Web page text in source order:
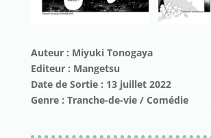
Auteur : Miyuki Tonogaya
Editeur : Mangetsu
Date de Sortie : 13 juillet 2022
Genre : Tranche-de-vie / Comédie